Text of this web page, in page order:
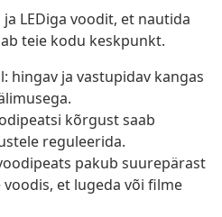
LEDiga voodit, et nautida
teie kodu keskpunkt.
hingav ja vastupidav kangas
kõrgust saab
reguleerida.
pakub suurepärast
et lugeda või filme